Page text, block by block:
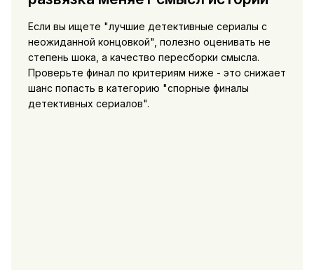
Если вы ищете "лучшие детективные сериалы с
неожиданной концовкой", полезно оценивать не
степень шока, а качество пересборки смысла.
Проверьте финал по критериям ниже - это снижает
шанс попасть в категорию "спорные финалы
детективных сериалов".